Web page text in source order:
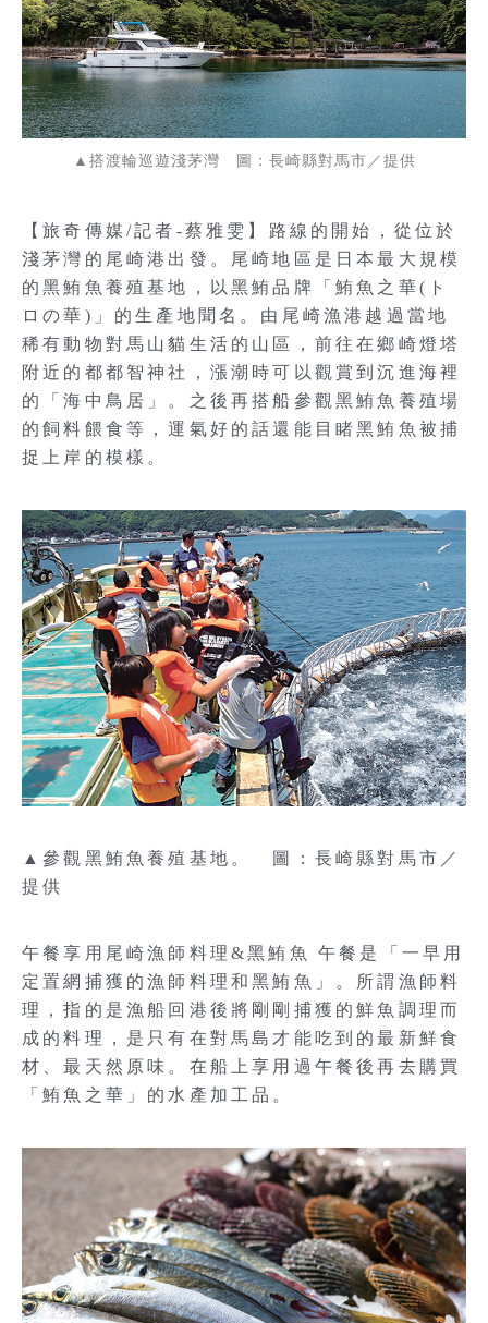
▲搭渡輪巡遊淺茅灣 圖：長崎縣對馬市／提供
【旅奇傳媒/記者-蔡雅雯】路線的開始，從位於
淺茅灣的尾崎港出發。尾崎地區是日本最大規模
的黑鮪魚養殖基地，以黑鮪品牌「鮪魚之華(ト
ロの華)」的生產地聞名。由尾崎漁港越過當地
稀有動物對馬山貓生活的山區，前往在鄉崎燈塔
附近的都都智神社，漲潮時可以觀賞到沉進海裡
的「海中鳥居」。之後再搭船參觀黑鮪魚養殖場
的飼料餵食等，運氣好的話還能目睹黑鮪魚被捕
捉上岸的模樣。
▲參觀黑鮪魚養殖基地。 圖：長崎縣對馬市／
提供
午餐享用尾崎漁師料理&黑鮪魚 午餐是「一早用
定置網捕獲的漁師料理和黑鮪魚」。所謂漁師料
理，指的是漁船回港後將剛剛捕獲的鮮魚調理而
成的料理，是只有在對馬島才能吃到的最新鮮食
材、最天然原味。在船上享用過午餐後再去購買
「鮪魚之華」的水產加工品。